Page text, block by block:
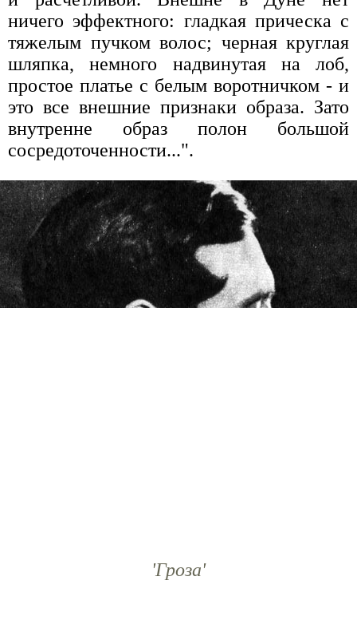
ничего эффектного: гладкая прическа с
тяжелым пучком волос; черная круглая
шляпка, немного надвинутая на лоб,
простое платье с белым воротничком - и
это все внешние признаки образа. Зато
внутренне образ полон большой
сосредоточенности...".
'Гроза'